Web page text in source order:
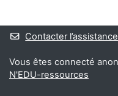
Blocs
Contacter
Vous êtes connecté
N'EDU-ressources